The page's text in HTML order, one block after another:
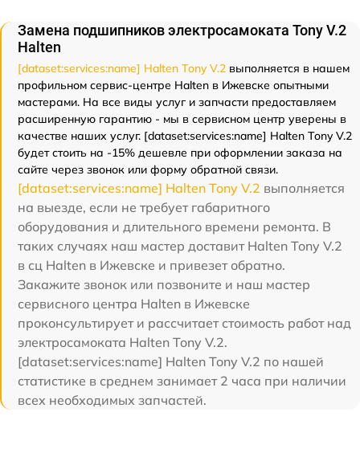
Замена подшипников электросамоката Tony V.2
Halten
[dataset:services:name] Halten Tony V.2 выполняется в нашем
профильном сервис-центре Halten в Ижевске опытными
мастерами. На все виды услуг и запчасти предоставляем
расширенную гарантию - мы в сервисном центр уверены в
качестве наших услуг. [dataset:services:name] Halten Tony V.2
будет стоить на -15% дешевле при оформлении заказа на
сайте через звонок или форму обратной связи.
[dataset:services:name] Halten Tony V.2 выполняется
на выезде, если не требует габаритного
оборудования и длительного времени ремонта. В
таких случаях наш мастер доставит Halten Tony V.2
в сц Halten в Ижевске и привезет обратно.
Закажите звонок или позвоните и наш мастер
сервисного центра Halten в Ижевске
проконсультирует и рассчитает стоимость работ над
электросамоката Halten Tony V.2.
[dataset:services:name] Halten Tony V.2 по нашей
статистике в среднем занимает 2 часа при наличии
всех необходимых запчастей.